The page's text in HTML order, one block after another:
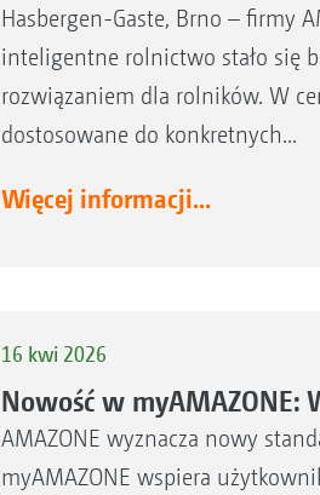
Hasbergen-Gaste, Brno – firmy
inteligentne rolnictwo stało się
rozwiązaniem dla rolników. W
dostosowane do konkretnych...
Więcej informacji...
16 kwi 2026
Nowość w myAMAZONE:
AMAZONE wyznacza nowy
myAMAZONE wspiera